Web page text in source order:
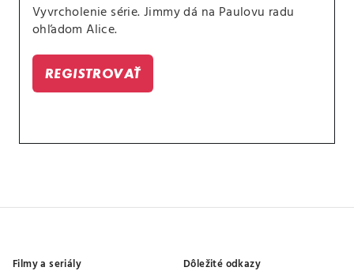
Vyvrcholenie série. Jimmy dá na Paulovu radu
ohľadom Alice.
REGISTROVAŤ
Filmy a seriály Dôležité odkazy